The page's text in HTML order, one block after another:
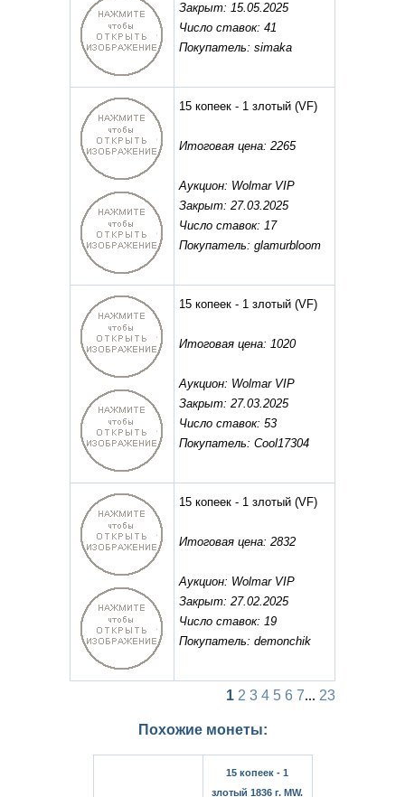
Закрыт: 15.05.2025
Число ставок: 41
Покупатель: simaka
15 копеек - 1 злотый (VF)
Итоговая цена: 2265
Аукцион: Wolmar VIP
Закрыт: 27.03.2025
Число ставок: 17
Покупатель: glamurbloom
15 копеек - 1 злотый (VF)
Итоговая цена: 1020
Аукцион: Wolmar VIP
Закрыт: 27.03.2025
Число ставок: 53
Покупатель: Cool17304
15 копеек - 1 злотый (VF)
Итоговая цена: 2832
Аукцион: Wolmar VIP
Закрыт: 27.02.2025
Число ставок: 19
Покупатель: demonchik
1 2 3 4 5 6 7... 23
Похожие монеты:
15 копеек - 1
злотый 1836 г. MW.